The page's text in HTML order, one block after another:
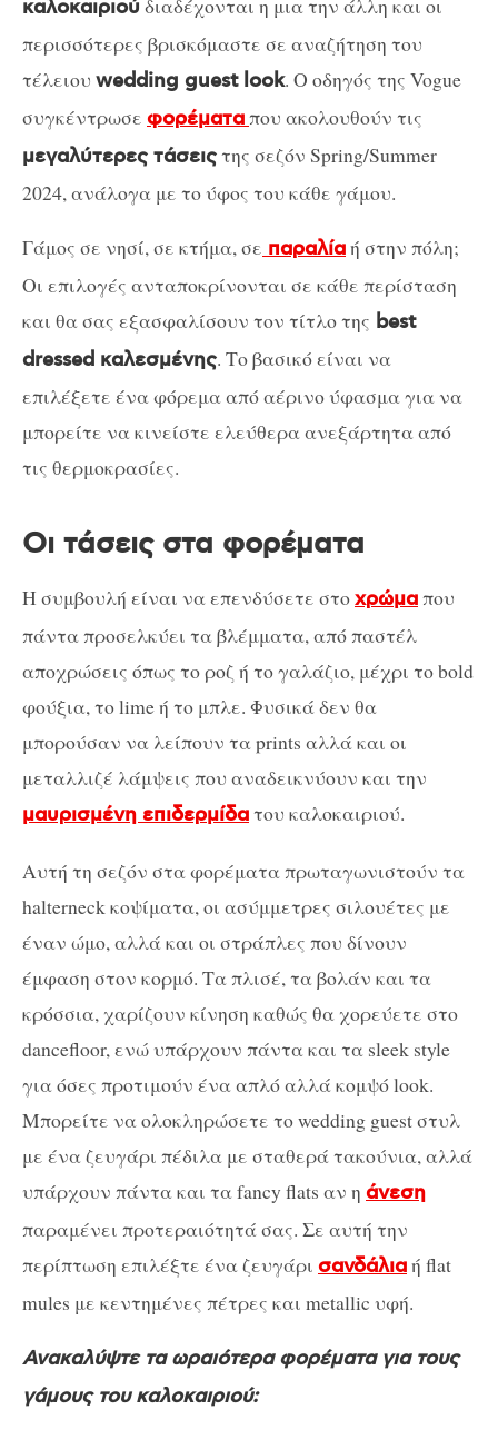
καλοκαιριού
περισσότερες βρισκόμαστε σε αναζήτηση του
τέλειου wedding guest look. Ο οδηγός της Vogue
συγκέντρωσε φορέματαπου ακολουθούν τις
μεγαλύτερες τάσειςτης σεζόν Spring/Summer
2024, ανάλογα με το ύφος του κάθε γάμου.
Γάμος σε νησί, σε κτήμα, σε παραλίαή στην πόλη;
Οι επιλογές ανταποκρίνονται σε κάθε περίσταση
και θα σας εξασφαλίσουν τον τίτλο της best
dressed καλεσμένης. Το βασικό είναι να
επιλέξετε ένα φόρεμα από αέρινο ύφασμα για να
μπορείτε να κινείστε ελεύθερα ανεξάρτητα από
τις θερμοκρασίες.
Οι τάσεις στα φορέματα
Η συμβουλή είναι να επενδύσετε στοχρώμαπου
πάντα προσελκύει τα βλέμματα, από παστέλ
αποχρώσεις όπως το ροζ ή το γαλάζιο, μέχρι το bold
φούξια, το lime ή το μπλε. Φυσικά δεν θα
μπορούσαν να λείπουν τα prints αλλά και οι
μεταλλιζέ λάμψεις που αναδεικνύουν και την
μαυρισμένη επιδερμίδατου καλοκαιριού.
Αυτή τη σεζόν στα φορέματα πρωταγωνιστούν τα
halterneck κοψίματα, οι ασύμμετρες σιλουέτες με
έναν ώμο, αλλά και οι στράπλες που δίνουν
έμφαση στον κορμό. Τα πλισέ, τα βολάν και τα
κρόσσια, χαρίζουν κίνηση καθώς θα χορεύετε στο
dancefloor, ενώ υπάρχουν πάντα και τα sleek style
για όσες προτιμούν ένα απλό αλλά κομψό look.
Μπορείτε να ολοκληρώσετε το wedding guest στυλ
με ένα ζευγάρι πέδιλα με σταθερά τακούνια, αλλά
υπάρχουν πάντα και τα fancy flats αν η άνεση
παραμένει προτεραιότητά σας. Σε αυτή την
περίπτωση επιλέξτε ένα ζευγάρι σανδάλιαή flat
mules με κεντημένες πέτρες και metallic υφή.
Ανακαλύψτε τα ωραιότερα φορέματα για τους
γάμους του καλοκαιριού: